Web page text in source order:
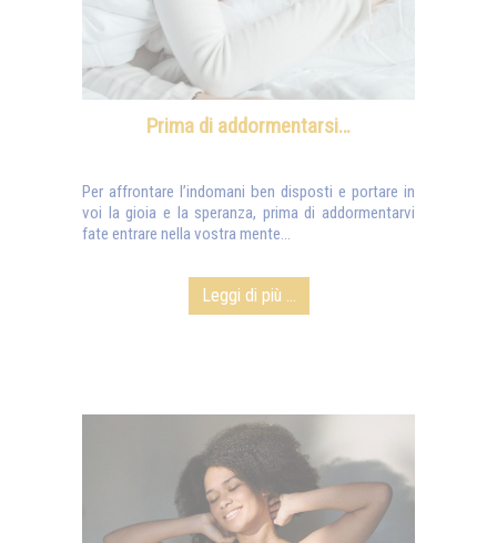
Prima di addormentarsi…
Per affrontare l’indomani ben disposti e portare in
voi la gioia e la speranza, prima di addormentarvi
fate entrare nella vostra mente...
Leggi di più ...